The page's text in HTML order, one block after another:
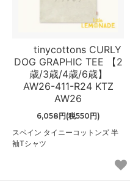
tinycottons CURLY
DOG GRAPHIC TEE 【2
歳/3歳/4歳/6歳】
AW26-411-R24 KTZ
AW26
6,058円(税550円)
スペイン タイニーコットンズ 半
袖Tシャツ